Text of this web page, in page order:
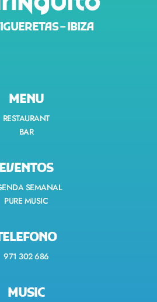
– IBIZA
MENU
RESTAURANT
BAR
EVENTOS
SEMANAL
PURE MUSIC
971 302 686
MUSIC